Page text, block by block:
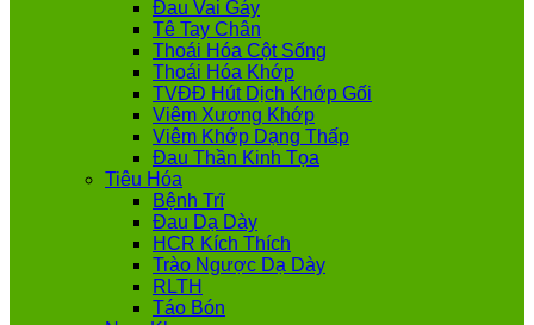
Đau Vai Gáy
Tê Tay Chân
Thoái Hóa Cột Sống
Thoái Hóa Khớp
TVĐĐ Hút Dịch Khớp Gối
Viêm Xương Khớp
Viêm Khớp Dạng Thấp
Đau Thần Kinh Tọa
Tiêu Hóa
Bệnh Trĩ
Đau Dạ Dày
HCR Kích Thích
Trào Ngược Dạ Dày
RLTH
Táo Bón